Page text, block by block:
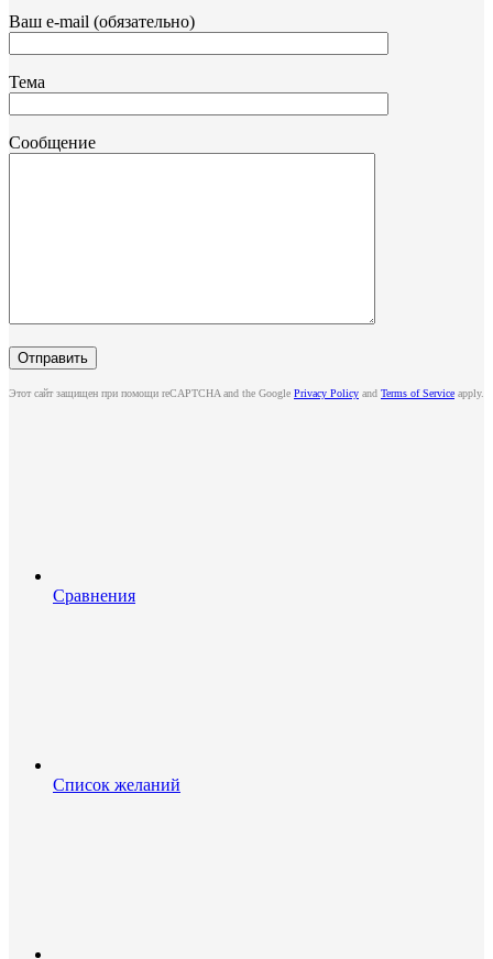
Ваш e-mail (обязательно)
Тема
Сообщение
Этот сайт защищен при помощи reCAPTCHA and the Google Privacy Policy and Terms of Service apply.
Сравнения
Список желаний